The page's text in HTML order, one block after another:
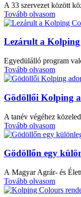
A 33 szervezet között
Tovább olvasom
Lezárult a Kolping
Egyedülálló program
Tovább olvasom
Gödöllői Kolping
A tanév végéhez
Tovább olvasom
Gödöllőn egy
A Magyar Agrár- és
Tovább olvasom